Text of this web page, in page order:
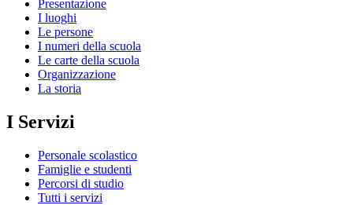
Presentazione
I luoghi
Le persone
I numeri della scuola
Le carte della scuola
Organizzazione
La storia
I Servizi
Personale scolastico
Famiglie e studenti
Percorsi di studio
Tutti i servizi